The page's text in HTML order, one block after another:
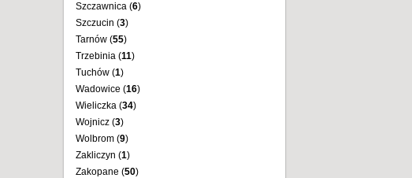
Szczawnica (6)
Szczucin (3)
Tarnów (55)
Trzebinia (11)
Tuchów (1)
Wadowice (16)
Wieliczka (34)
Wojnicz (3)
Wolbrom (9)
Zakliczyn (1)
Zakopane (50)